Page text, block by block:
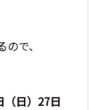
で、
日）27日